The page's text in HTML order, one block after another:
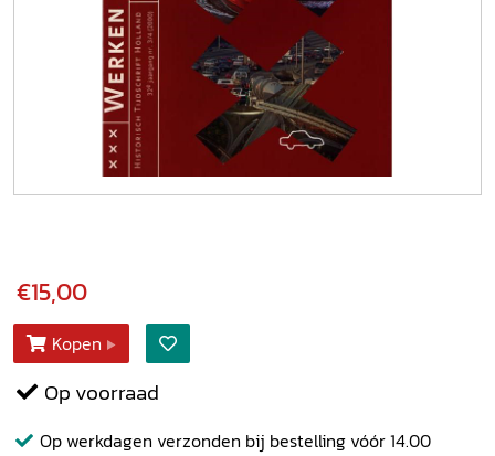
€15,00
Kopen
Op voorraad
Op werkdagen verzonden bij bestelling vóór 14.00